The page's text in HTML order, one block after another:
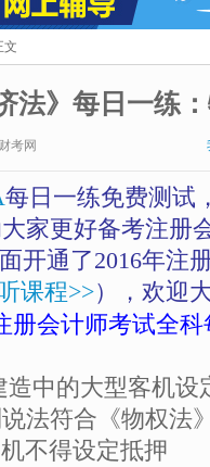
文
法》每日一练
考网
每日一练免费测试
家更好备考注册
开通了2016年注
课程>>），欢迎
册会计师考试全
中的大型客机设
法符合《物权
不得设定抵押